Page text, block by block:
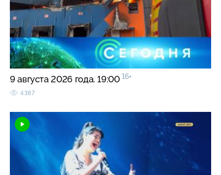
9 августа 2026 года. 19:00 16+
4387